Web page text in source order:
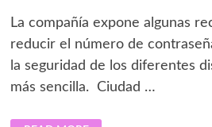
La compañía expone algunas
reducir el número de
la seguridad de los diferentes
más sencilla. Ciudad …